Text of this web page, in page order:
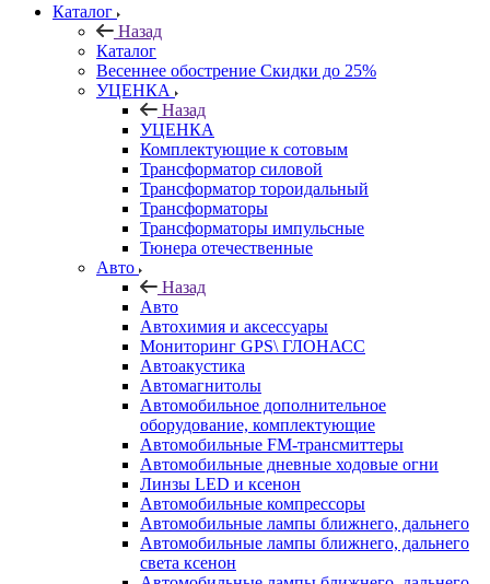
Каталог
Назад
Каталог
Весеннее обострение Скидки до 25%
УЦЕНКА
Назад
УЦЕНКА
Комплектующие к сотовым
Трансформатор силовой
Трансформатор тороидальный
Трансформаторы
Трансформаторы импульсные
Тюнера отечественные
Авто
Назад
Авто
Автохимия и аксессуары
Мониторинг GPS\ ГЛОНАСС
Автоакустика
Автомагнитолы
Автомобильное дополнительное
оборудование, комплектующие
Автомобильные FM-трансмиттеры
Автомобильные дневные ходовые огни
Линзы LED и ксенон
Автомобильные компрессоры
Автомобильные лампы ближнего, дальнего
Автомобильные лампы ближнего, дальнего
света ксенон